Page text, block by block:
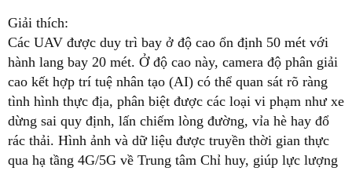
Giải thích:
Các UAV được duy trì bay ở độ cao ổn định 50 mét với
hành lang bay 20 mét. Ở độ cao này, camera độ phân giải
cao kết hợp trí tuệ nhân tạo (AI) có thể quan sát rõ ràng
tình hình thực địa, phân biệt được các loại vi phạm như xe
dừng sai quy định, lấn chiếm lòng đường, vỉa hè hay đổ
rác thải. Hình ảnh và dữ liệu được truyền thời gian thực
qua hạ tầng 4G/5G về Trung tâm Chỉ huy, giúp lực lượng